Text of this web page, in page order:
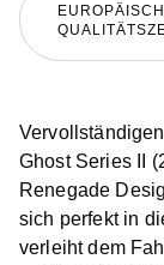
Ghost Series II
Renegade
sich perfekt in
verleiht dem